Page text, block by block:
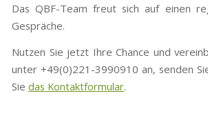
Das QBF-Team freut sich auf einen
Gespräche.
Nutzen Sie jetzt Ihre Chance und
unter +49(0)221-3990910 an, senden
Sie das Kontaktformular.